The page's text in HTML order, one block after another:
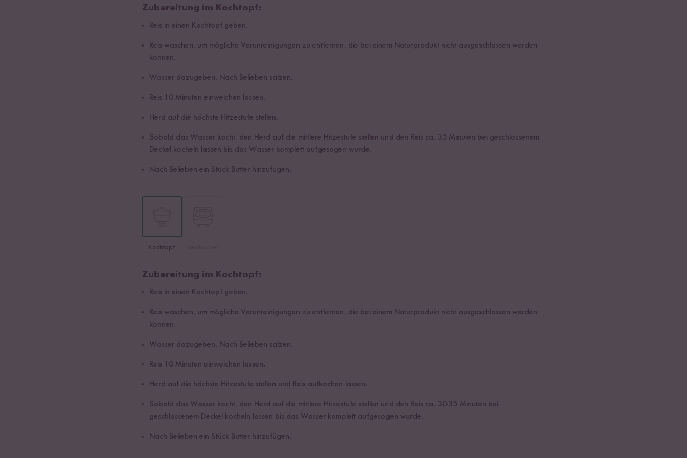
Zubereitung im Kochtopf:
Reis in einen Kochtopf geben.
Reis waschen, um mögliche Verunreinigungen zu entfernen, die bei einem Naturprodukt nicht ausgeschlossen werden
können.
Wasser dazugeben. Nach Belieben salzen.
Reis 10 Minuten einweichen lassen.
Herd auf die höchste Hitzestufe stellen.
Sobald das Wasser kocht, den Herd auf die mittlere Hitzestufe stellen und den Reis ca. 35 Minuten bei geschlossenem
Deckel köcheln lassen bis das Wasser komplett aufgesogen wurde.
Nach Belieben ein Stück Butter hinzufügen.
Kochtopf
Zubereitung im Kochtopf:
Reis in einen Kochtopf geben.
Reis waschen, um mögliche Verunreinigungen zu entfernen, die bei einem Naturprodukt nicht ausgeschlossen werden
können.
Wasser dazugeben. Nach Belieben salzen.
Reis 10 Minuten einweichen lassen.
Herd auf die höchste Hitzestufe stellen und Reis aufkochen lassen.
Sobald das Wasser kocht, den Herd auf die mittlere Hitzestufe stellen und den Reis ca. 30-35 Minuten bei
geschlossenem Deckel köcheln lassen bis das Wasser komplett aufgesogen wurde.
Nach Belieben ein Stück Butter hinzufügen.